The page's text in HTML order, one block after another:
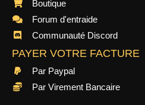
Boutique
Forum d'entraide
Communauté Discord
PAYER VOTRE FACTURE
Par Paypal
Par Virement Bancaire